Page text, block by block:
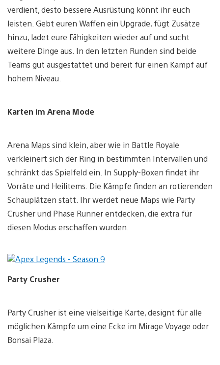
verdient, desto bessere Ausrüstung könnt ihr euch
leisten. Gebt euren Waffen ein Upgrade, fügt Zusätze
hinzu, ladet eure Fähigkeiten wieder auf und sucht
weitere Dinge aus. In den letzten Runden sind beide
Teams gut ausgestattet und bereit für einen Kampf auf
hohem Niveau.
Karten im Arena Mode
Arena Maps sind klein, aber wie in Battle Royale
verkleinert sich der Ring in bestimmten Intervallen und
schränkt das Spielfeld ein. In Supply-Boxen findet ihr
Vorräte und Heilitems. Die Kämpfe finden an rotierenden
Schauplätzen statt. Ihr werdet neue Maps wie Party
Crusher und Phase Runner entdecken, die extra für
diesen Modus erschaffen wurden.
Party Crusher
Party Crusher ist eine vielseitige Karte, designt für alle
möglichen Kämpfe um eine Ecke im Mirage Voyage oder
Bonsai Plaza.